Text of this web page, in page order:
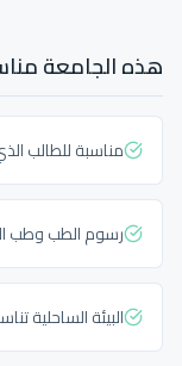
هذه الجامعة
مناسبة للطالب
رسوم الطب وطب
البيئة الساحلية